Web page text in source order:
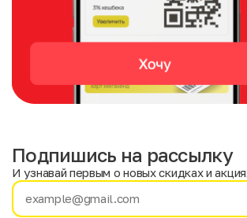
Имя
Подпишись на рассылку
И узнавай первым о новых скидках и